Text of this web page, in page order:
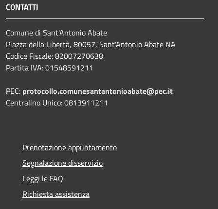
CONTATTI
Comune di Sant'Antonio Abate
Piazza della Libertà, 80057, Sant'Antonio Abate NA
Codice Fiscale: 82007270638
Partita IVA: 01548591211
PEC: protocollo.comunesantantonioabate@pec.it
Centralino Unico: 0813911211
Prenotazione appuntamento
Segnalazione disservizio
Leggi le FAQ
Richiesta assistenza